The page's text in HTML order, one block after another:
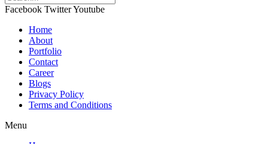
Facebook TwitterYoutube
Home
About
Portfolio
Contact
Career
Blogs
Privacy Policy
Terms and Conditions
Menu